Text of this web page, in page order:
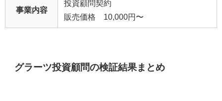
事業内容
投資顧問契約
販売価格 10,000円〜
グラーツ投資顧問の検証結果まとめ